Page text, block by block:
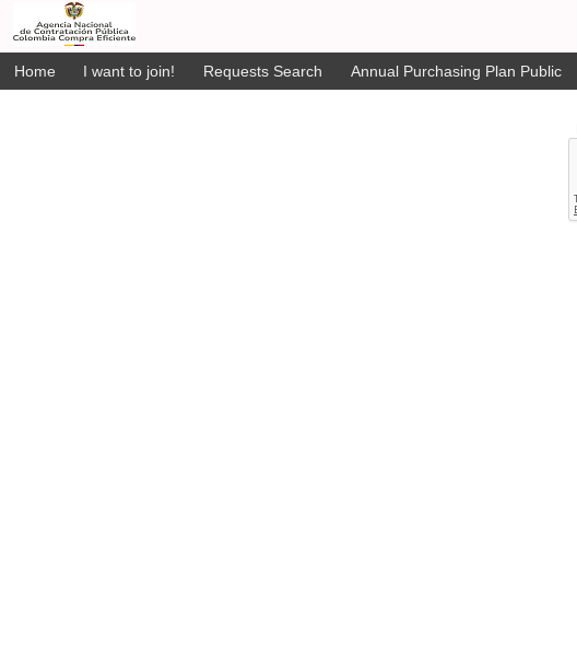
Home I want to join! Requests Search Annual Purchasing Plan Public